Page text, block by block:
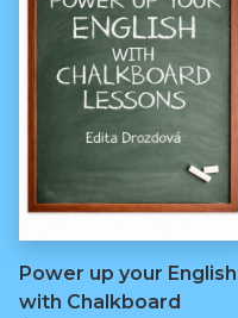
Power up your English
with Chalkboard